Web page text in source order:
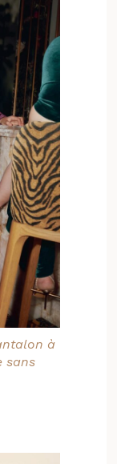
à
sans